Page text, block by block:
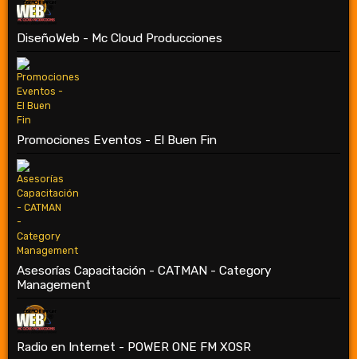
DiseñoWeb - Mc Cloud Producciones
Promociones Eventos - El Buen Fin
Asesorías Capacitación - CATMAN - Category
Management
Radio en Internet - POWER ONE FM XOSR